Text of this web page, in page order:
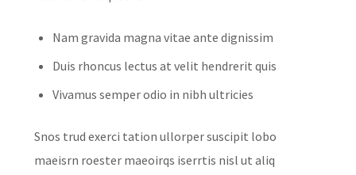
Nam gravida magna vitae ante dignissim
Duis rhoncus lectus at velit hendrerit quis
Vivamus semper odio in nibh ultricies
Snos trud exerci tation ullorper suscipit lobo
maeisrn roester maeoirqs iserrtis nisl ut aliq